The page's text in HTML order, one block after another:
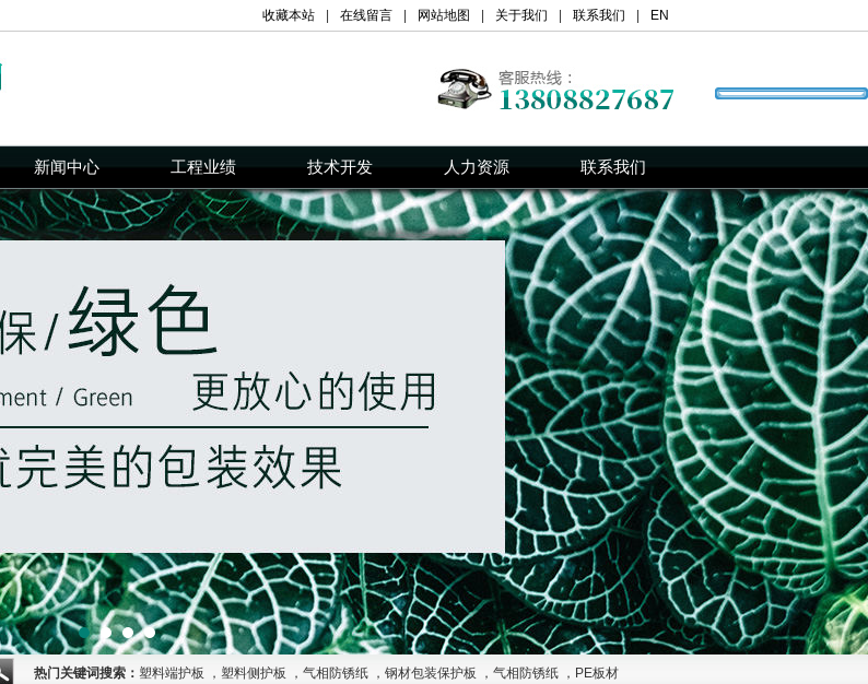
收藏本站 在线留言 网站地图 关于我们 联系我们 EN
新闻中心 工程业绩 技术开发 人力资源 联系我们
1 2 3 4
热门关键词搜索： 塑料端护板 ， 塑料侧护板 ， 气相防锈纸 ， 钢材包装保护板 ， 气相防锈纸 ， PE板材